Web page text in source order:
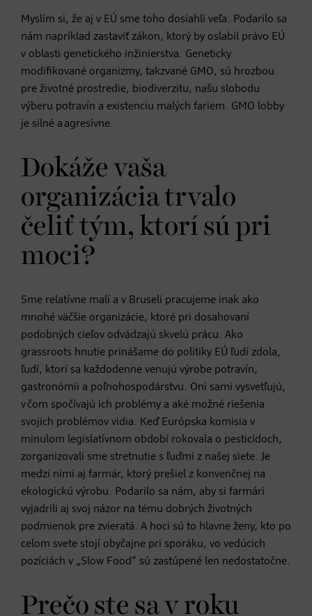
Myslím si, že aj v EÚ sme toho dosiahli veľa. Podarilo sa
nám napríklad zastaviť zákon, ktorý by oslabil právo EÚ
v oblasti genetického inžinierstva. Geneticky
modifikované organizmy, takzvané GMO, sú hrozbou
pre životné prostredie, biodiverzitu, našu slobodu
výberu potravín a existenciu malých fariem. GMO lobby
je silné a agresívne.
Dokáže vaša
organizácia trvalo
čeliť tým, ktorí sú pri
moci?
Sme relatívne malí a v Bruseli pracujeme inak ako
mnohé väčšie organizácie, ktoré pri dosahovaní
podobných cieľov odvádzajú skvelú prácu. Ako
grassroots hnutie prinášame do politiky EÚ ľudí zdola,
ľudí, ktorí sa každodenne venujú výrobe potravín,
gastronómii a poľnohospodárstvu. Oni sami vysvetľujú,
v čom spočívajú ich problémy a aké možné riešenia
svojich problémov vidia. Keď Európska komisia v
minulom legislatívnom období rokovala o pesticídoch,
zorganizovali sme stretnutie s ľuďmi z našej siete. Je
medzi nimi aj farmár, ktorý prešiel z konvenčnej na
ekologickú výrobu. Podarilo sa nám, aby si farmári
vyjadrili aj svoj názor na tému dobrých životných
podmienok pre zvieratá. A hoci sú to hlavne ženy, kto po
celom svete stojí obyčajne pri sporáku, vo vedúcich
pozíciách v „Slow Food“ sú zastúpené len nedostatočne.
Prečo ste sa v roku